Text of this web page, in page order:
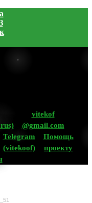
vitekof
@gmail.com
Telegram
(vitekoof)
Помощь
проекту